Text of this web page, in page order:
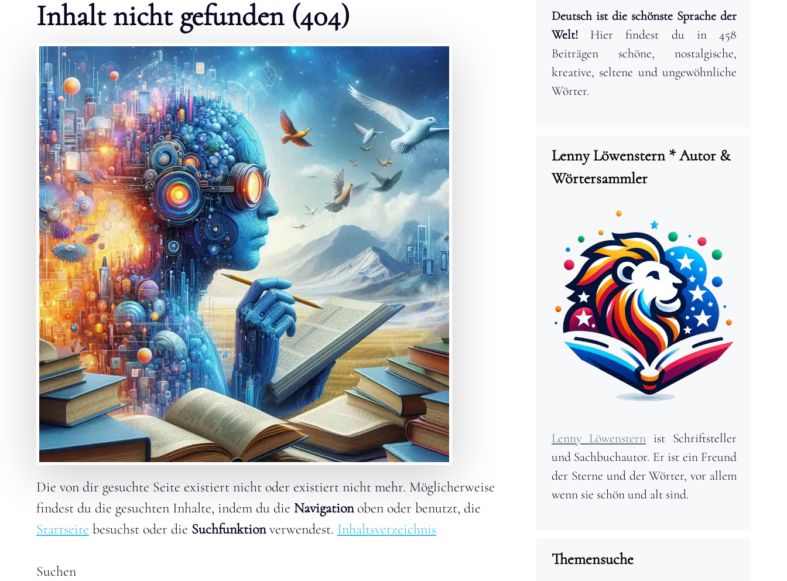
Inhalt nicht gefunden (404)
Die von dir gesuchte Seite existiert nicht oder existiert nicht mehr. Möglicherweise
findest du die gesuchten Inhalte, indem du die Navigation oben oder benutzt, die
Startseite besuchst oder die Suchfunktionverwendest. Inhaltsverzeichnis
Suchen
Deutsch ist die schönste Sprache der
Welt! Hier findest du in 458
Beiträgen schöne, nostalgische,
kreative, seltene und ungewöhnliche
Wörter.
Lenny Löwenstern * Autor &
Wörtersammler
Lenny Löwenstern ist Schriftsteller
und Sachbuchautor. Er ist ein Freund
der Sterne und der Wörter, vor allem
wenn sie schön und alt sind.
Themensuche